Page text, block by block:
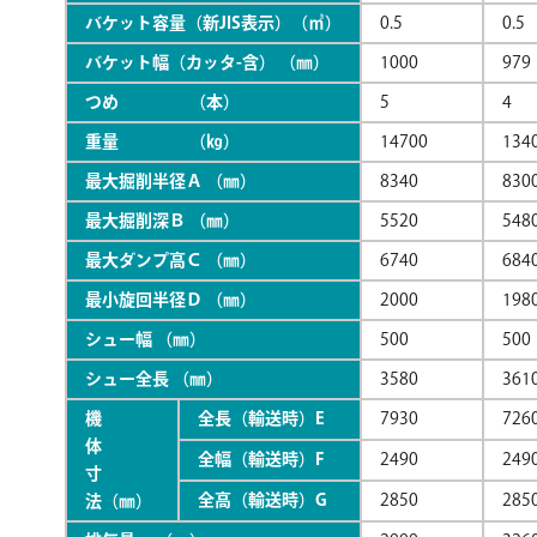
バケット容量（新JIS表示）（㎥） 0.5 0.5
バケット幅（カッタ-含） （㎜） 1000 979
つめ （本） 5 4
重量 （㎏） 14700
最大掘削半径Ａ （㎜） 8340
最大掘削深Ｂ （㎜） 5520
最大ダンプ高Ｃ （㎜） 6740
最小旋回半径Ｄ （㎜） 2000
シュー幅 （㎜） 500 500
シュー全長 （㎜） 3580
機
体
寸
法（㎜）
全長（輸送時）E 7930
全幅（輸送時）F 2490
全高（輸送時）G 2850